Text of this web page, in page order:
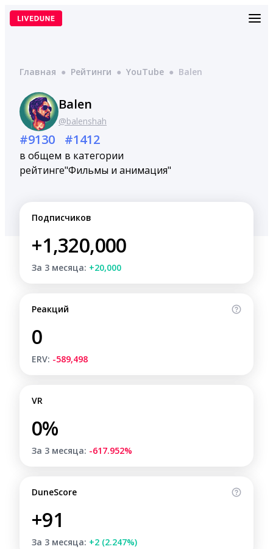
Перейти
Главная ● Рейтинги ● YouTube ● Balen
Balen
@balenshah
#9130
в общем
рейтинге
#1412
в категории
"Фильмы и анимация"
Подписчиков
+1,320,000
За 3 месяца: +20,000
Реакций
0
ERV: -589,498
VR
0%
За 3 месяца: -617.952%
DuneScore
+91
За 3 месяца: +2 (2.247%)